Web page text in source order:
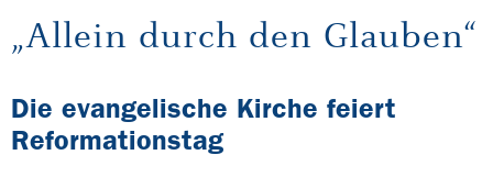
„Allein durch den Glauben“
Die evangelische Kirche feiert
Reformationstag